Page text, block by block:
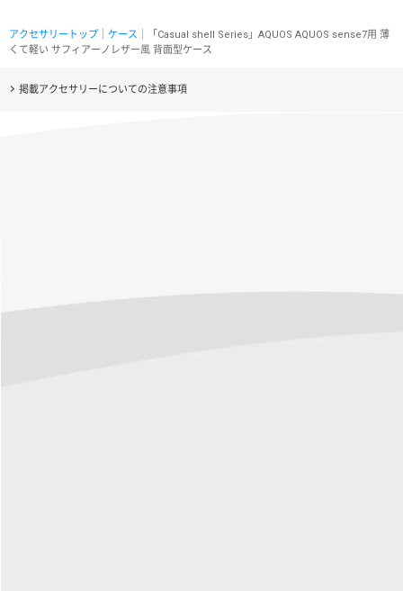
アクセサリートップ ケース ｜「Casual shell Series」AQUOS AQUOS sense7用 薄
くて軽い サフィアーノレザー風 背面型ケース
掲載アクセサリーについての注意事項